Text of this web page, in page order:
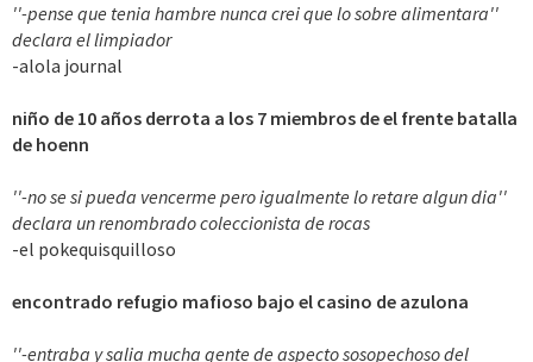
''-pense que tenia hambre nunca crei que lo sobre alimentara''
declara el limpiador
-alola journal
niño de 10 años derrota a los 7 miembros de el frente batalla
de hoenn
''-no se si pueda vencerme pero igualmente lo retare algun dia''
declara un renombrado coleccionista de rocas
-el pokequisquilloso
encontrado refugio mafioso bajo el casino de azulona
''-entraba y salia mucha gente de aspecto sosopechoso del